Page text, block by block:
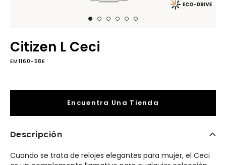
Citizen L Ceci
EM1160-58E
Encuentra Una Tienda
Descripción
Cuando se trata de relojes elegantes para mujer, el Ceci